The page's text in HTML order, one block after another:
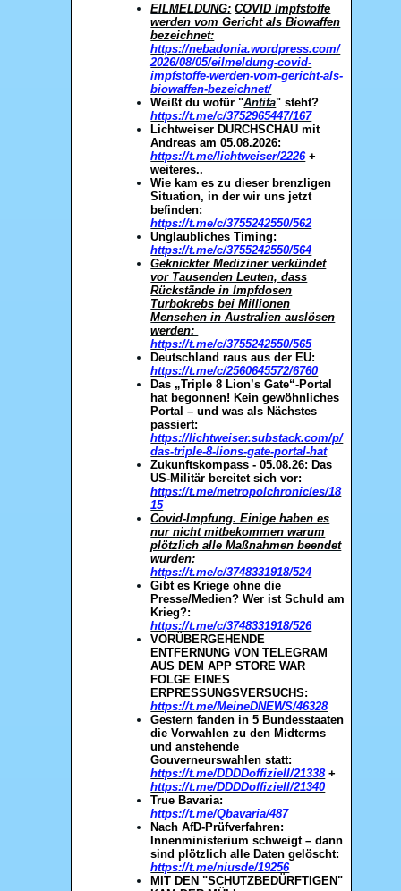
EILMELDUNG: COVID Impfstoffe
werden vom Gericht als Biowaffen
bezeichnet:
https://nebadonia.wordpress.com/
2026/08/05/eilmeldung-covid-
impfstoffe-werden-vom-gericht-als-
biowaffen-bezeichnet/
Weißt du wofür "Antifa" steht?
https://t.me/c/3752965447/167
Lichtweiser DURCHSCHAU mit
Andreas am 05.08.2026:
https://t.me/lichtweiser/2226 +
weiteres..
Wie kam es zu dieser brenzligen
Situation, in der wir uns jetzt
befinden:
https://t.me/c/3755242550/562
Unglaubliches Timing:
https://t.me/c/3755242550/564
Geknickter Mediziner verkündet
vor Tausenden Leuten, dass
Rückstände in Impfdosen
Turbokrebs bei Millionen
Menschen in Australien auslösen
werden:
https://t.me/c/3755242550/565
Deutschland raus aus der EU:
https://t.me/c/2560645572/6760
Das „Triple 8 Lion’s Gate“-Portal
hat begonnen! Kein gewöhnliches
Portal – und was als Nächstes
passiert:
https://lichtweiser.substack.com/p/
das-triple-8-lions-gate-portal-hat
Zukunftskompass - 05.08.26: Das
US-Militär bereitet sich vor:
https://t.me/metropolchronicles/18
15
Covid-Impfung. Einige haben es
nur nicht mitbekommen warum
plötzlich alle Maßnahmen beendet
wurden:
https://t.me/c/3748331918/524
Gibt es Kriege ohne die
Presse/Medien? Wer ist Schuld am
Krieg?:
https://t.me/c/3748331918/526
VORÜBERGEHENDE
ENTFERNUNG VON TELEGRAM
AUS DEM APP STORE WAR
FOLGE EINES
ERPRESSUNGSVERSUCHS:
https://t.me/MeineDNEWS/46328
Gestern fanden in 5 Bundesstaaten
die Vorwahlen zu den Midterms
und anstehende
Gouverneurswahlen statt:
https://t.me/DDDDoffiziell/21338 +
https://t.me/DDDDoffiziell/21340
True Bavaria:
https://t.me/Qbavaria/487
Nach AfD-Prüfverfahren:
Innenministerium schweigt – dann
sind plötzlich alle Daten gelöscht:
https://t.me/niusde/19256
MIT DEN "SCHUTZBEDÜRFTIGEN"